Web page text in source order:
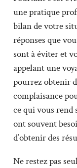
une pratique
bilan de votre
réponses que
sont à éviter et
appelant une
pourrez obtenir
complaisance
ce qui vous rend
ont souvent
d’obtenir des
Ne restez pas